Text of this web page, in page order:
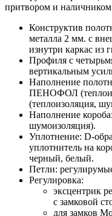
притвором и
Конструктив
металла 2 мм. с
изнутри каркас из
Профиля с
вертикальным
Наполнение
ПЕНОФОЛ
(теплоизоляция,
Наполнение
шумоизоляция).
Уплотнение: D-
уплотнитель на
черный, белый.
Петли:
Регулировка:
эксцентрик
с замковой
для замков